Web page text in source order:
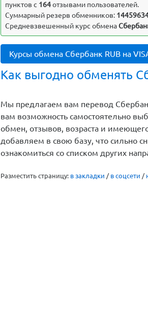
пунктов с 164отзывами пользователей.
Суммарный резерв обменников:
Средневзвешенный курс обмена
Курсы обмена Сбербанк RUB на
Как выгодно обменять
Мы предлагаем вам перевод
вам возможность самостоятельно
обмен, отзывов, возраста и
добавляем в свою базу, что сильно
ознакомиться со списком других
Разместить страницу: в закладки / в соцсети /